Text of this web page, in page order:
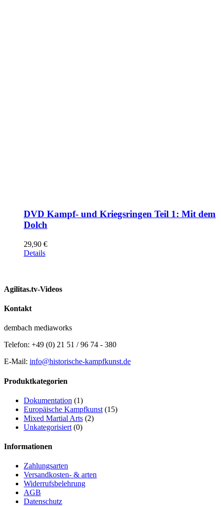
DVD Kampf- und Kriegsringen Teil 1: Mit dem
Dolch
29,90 €
Details
Agilitas.tv-Videos
Kontakt
dembach mediaworks
Telefon: +49 (0) 21 51 / 96 74 - 380
E-Mail: info@historische-kampfkunst.de
Produktkategorien
Dokumentation (1)
Europäische Kampfkunst (15)
Mixed Martial Arts (2)
Unkategorisiert (0)
Informationen
Zahlungsarten
Versandkosten- & arten
Widerrufsbelehrung
AGB
Datenschutz